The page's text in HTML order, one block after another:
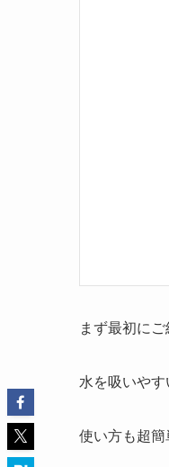
まず最初に
水を吸いや
使い方も超